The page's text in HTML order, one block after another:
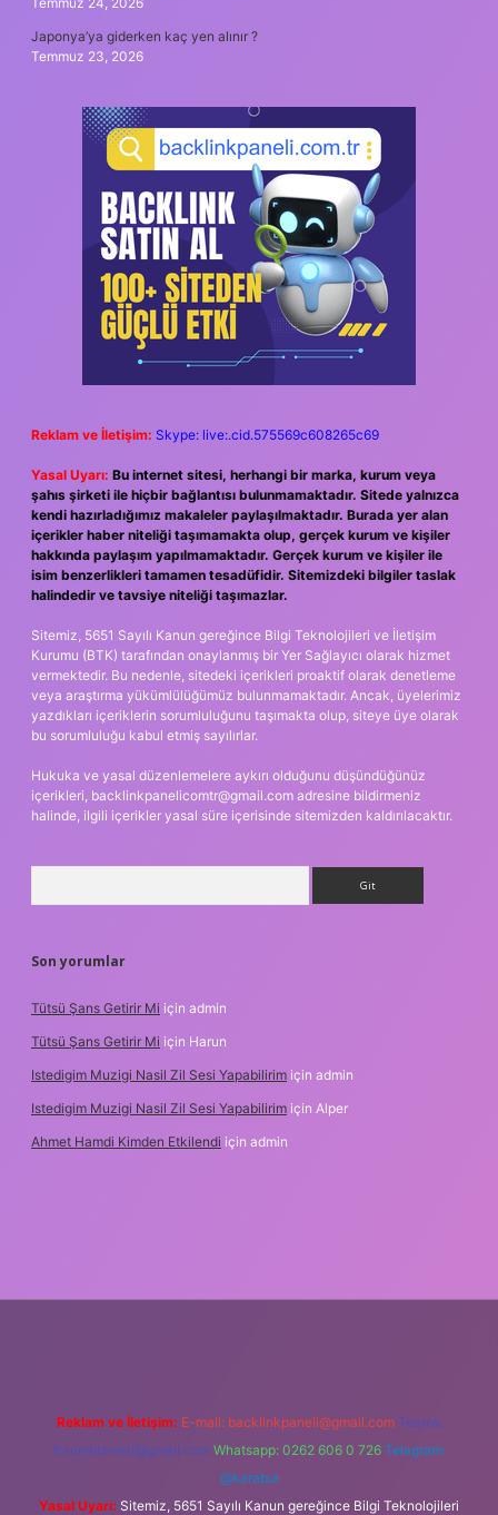
Japonya’ya giderken kaç yen alınır ?
Temmuz 23, 2026
Reklam ve İletişim: Skype: live:.cid.575569c608265c69
Yasal Uyarı: Bu internet sitesi, herhangi bir marka, kurum veya
şahıs şirketi ile hiçbir bağlantısı bulunmamaktadır. Sitede yalnızca
kendi hazırladığımız makaleler paylaşılmaktadır. Burada yer alan
içerikler haber niteliği taşımamakta olup, gerçek kurum ve kişiler
hakkında paylaşım yapılmamaktadır. Gerçek kurum ve kişiler ile
isim benzerlikleri tamamen tesadüfidir. Sitemizdeki bilgiler taslak
halindedir ve tavsiye niteliği taşımazlar.
Sitemiz, 5651 Sayılı Kanun gereğince Bilgi Teknolojileri ve İletişim
Kurumu (BTK) tarafından onaylanmış bir Yer Sağlayıcı olarak hizmet
vermektedir. Bu nedenle, sitedeki içerikleri proaktif olarak denetleme
veya araştırma yükümlülüğümüz bulunmamaktadır. Ancak, üyelerimiz
yazdıkları içeriklerin sorumluluğunu taşımakta olup, siteye üye olarak
bu sorumluluğu kabul etmiş sayılırlar.
Hukuka ve yasal düzenlemelere aykırı olduğunu düşündüğünüz
içerikleri, backlinkpanelicomtr@gmail.com adresine bildirmeniz
halinde, ilgili içerikler yasal süre içerisinde sitemizden kaldırılacaktır.
Son yorumlar
Tütsü Şans Getirir Mi için admin
Tütsü Şans Getirir Mi için Harun
Istedigim Muzigi Nasil Zil Sesi Yapabilirim için admin
Istedigim Muzigi Nasil Zil Sesi Yapabilirim için Alper
Ahmet Hamdi Kimden Etkilendi için admin
Reklam ve İletişim: E-mail: backlinkpaneli@gmail.com Teams:
forumhizmeti@gmail.com Whatsapp: 0262 606 0 726 Telegram:
@karabul
Yasal Uyarı: Sitemiz, 5651 Sayılı Kanun gereğince Bilgi Teknolojileri